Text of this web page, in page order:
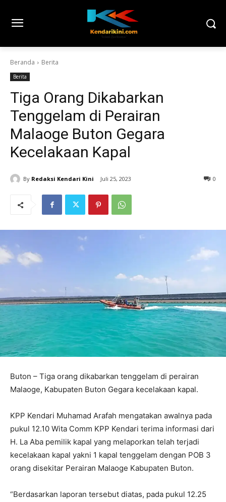
Beranda Berita
Berita
Tiga Orang Dikabarkan
Tenggelam di Perairan
Malaoge Buton Gegara
Kecelakaan Kapal
By Redaksi Kendari Kini Juli 25, 2023 0
Buton – Tiga orang dikabarkan tenggelam di perairan
Malaoge, Kabupaten Buton Gegara kecelakaan kapal.
KPP Kendari Muhamad Arafah mengatakan awalnya pada
pukul 12.10 Wita Comm KPP Kendari terima informasi dari
H. La Aba pemilik kapal yang melaporkan telah terjadi
kecelakaan kapal yakni 1 kapal tenggelam dengan POB 3
orang disekitar Perairan Malaoge Kabupaten Buton.
“Berdasarkan laporan tersebut diatas, pada pukul 12.25